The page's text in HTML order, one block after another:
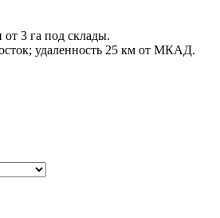
3 га под склады.
удаленность 25 км от МКАД.